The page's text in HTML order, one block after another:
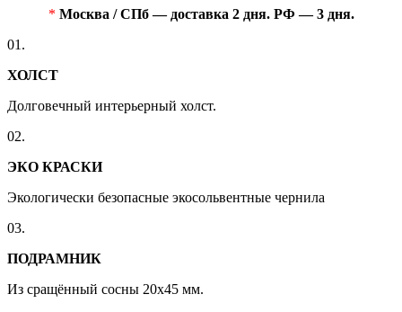
* Москва / СПб — доставка 2 дня. РФ — 3 дня.
01.
ХОЛСТ
Долговечный интерьерный холст.
02.
ЭКО КРАСКИ
Экологически безопасные экосольвентные чернила
03.
ПОДРАМНИК
Из сращённый сосны 20x45 мм.